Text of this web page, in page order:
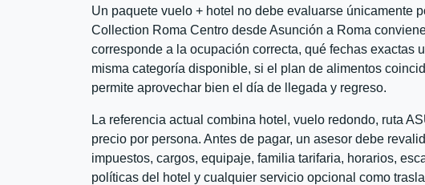
Un paquete vuelo + hotel no debe evaluarse únicamente
Collection Roma Centro desde Asunción a Roma
corresponde a la ocupación correcta, qué fechas exactas
misma categoría disponible, si el plan de alimentos
permite aprovechar bien el día de llegada y regreso.
La referencia actual combina hotel, vuelo redondo, ruta
precio por persona. Antes de pagar, un asesor debe
impuestos, cargos, equipaje, familia tarifaria, horarios,
políticas del hotel y cualquier servicio opcional como